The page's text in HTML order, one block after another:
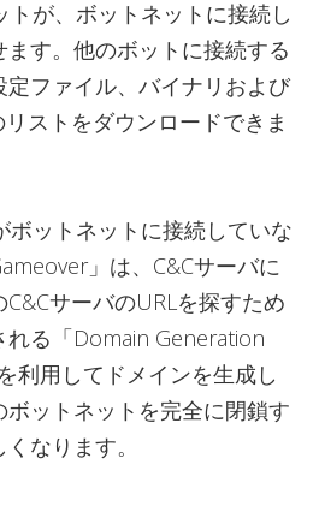
が、ボットネットに接続し
す。他のボットに接続する
定ファイル、バイナリおよび
ストをダウンロードできま
ボットネットに接続していな
」は、C&Cサーバに
サーバのURLを探すため
れる「Domain Generation
利用してドメインを生成し
ボットネットを完全に閉鎖す
なります。